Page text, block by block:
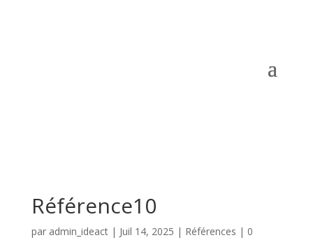
Référence10
par admin_ideact| Juil 14, 2025 | Références | 0